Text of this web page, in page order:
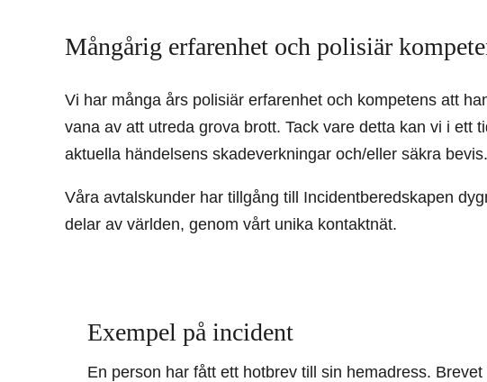
Mångårig erfarenhet och polisiär
Vi har många års polisiär erfarenhet och kompetens att
vana av att utreda grova brott. Tack vare detta kan vi i ett
aktuella händelsens skadeverkningar och/eller säkra bevis.
Våra avtalskunder har tillgång till Incidentberedskapen
delar av världen, genom vårt unika kontaktnät.
Exempel på incident
En person har fått ett hotbrev till sin hemadress.